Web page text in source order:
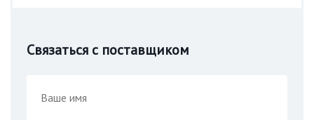
Связаться с поставщиком